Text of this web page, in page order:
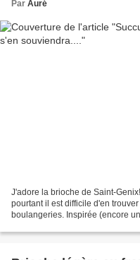
Par Auré
J'adore la brioche de Saint-
pourtant il est difficile d'en
boulangeries. Inspirée (encore